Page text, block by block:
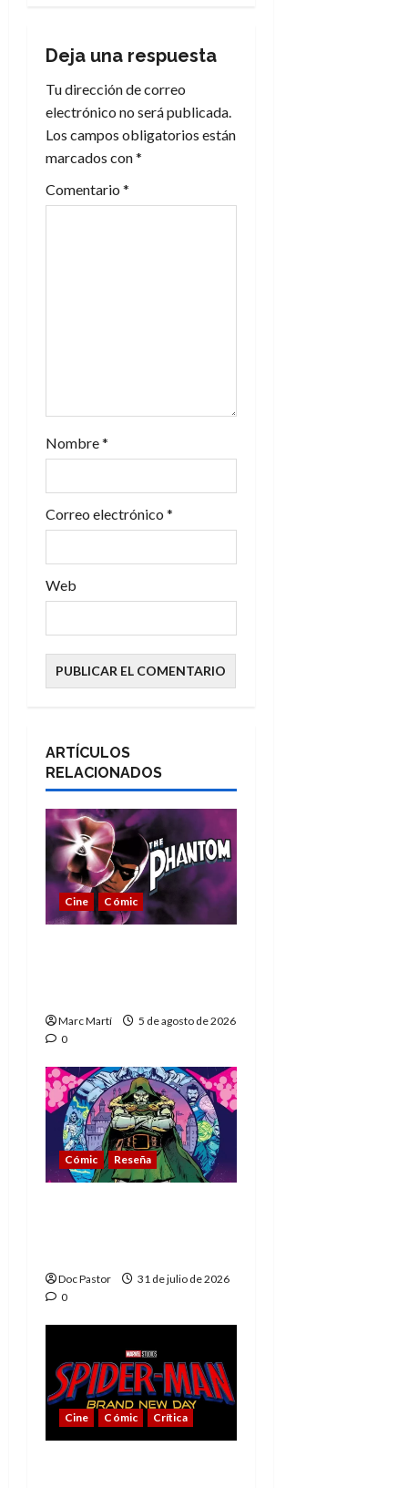
c
i
ó
n
r
a
d
a
s
Deja una respuesta
Tu dirección de correo
electrónico no será publicada.
Los campos obligatorios están
marcados con*
Comentario *
Nombre*
Correo electrónico *
Web
ARTÍCULOS
RELACIONADOS
Cine Cómic
Marc Martí
5 de agosto de 2026
0
Cómic Reseña
Doc Pastor
31 de julio de 2026
0
Cine Cómic Crítica